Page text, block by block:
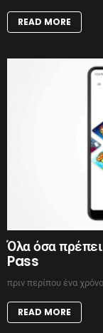
READ MORE
Όλα όσα
Pass
πριν περίπου ένα χρόνο
READ MORE